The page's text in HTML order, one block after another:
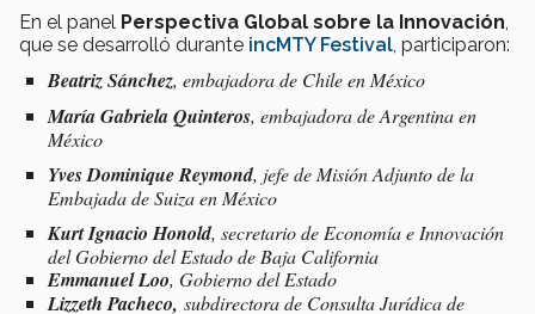
En el panel Perspectiva Global sobre la Innovación
que se desarrolló durante incMTY Festival , participaron:
Beatriz Sánchez, embajadora de Chile en México
María Gabriela Quinteros, embajadora de Argentina en
México
Yves Dominique Reymond, jefe de Misión Adjunto de la
Embajada de Suiza en México
Kurt Ignacio Honold, secretario de Economía e Innovación
del Gobierno del Estado de Baja California
Emmanuel Loo, Gobierno del Estado
Lizzeth Pacheco, subdirectora de Consulta Jurídica de